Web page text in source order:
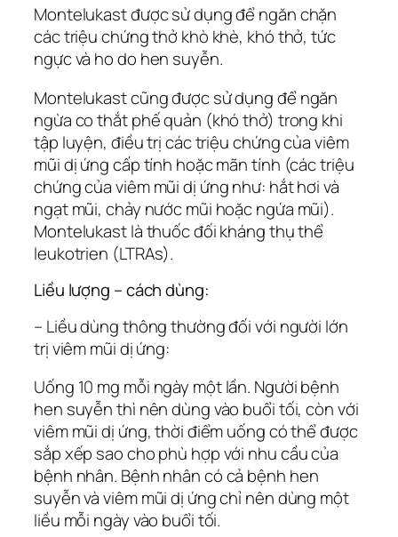
Montelukast được sử dụng để ngăn chặn
các triệu chứng thở khò khè, khó thở, tức
ngực và ho do hen suyễn.
Montelukast cũng được sử dụng để ngăn
ngừa co thắt phế quản (khó thở) trong khi
tập luyện, điều trị các triệu chứng của viêm
mũi dị ứng cấp tính hoặc mãn tính (các triệu
chứng của viêm mũi dị ứng như: hắt hơi và
ngạt mũi, chảy nước mũi hoặc ngứa mũi).
Montelukast là thuốc đối kháng thụ thể
leukotrien (LTRAs).
Liều lượng – cách dùng:
– Liều dùng thông thường đối với người lớn
trị viêm mũi dị ứng:
Uống 10 mg mỗi ngày một lần. Người bệnh
hen suyễn thì nên dùng vào buổi tối, còn với
viêm mũi dị ứng, thời điểm uống có thể được
sắp xếp sao cho phù hợp với nhu cầu của
bệnh nhân. Bệnh nhân có cả bệnh hen
suyễn và viêm mũi dị ứng chỉ nên dùng một
liều mỗi ngày vào buổi tối.